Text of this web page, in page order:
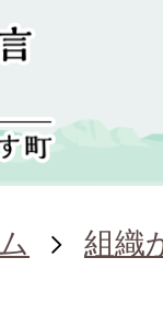
組織